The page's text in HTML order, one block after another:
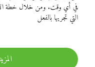
في أي وقت. ومن خلال خطة
التي تجريها بالفعل